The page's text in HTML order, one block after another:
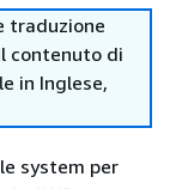
traduzione
contenuto di
in Inglese,
system per